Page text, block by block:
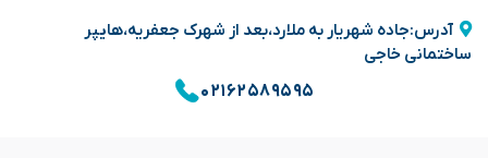
آدرس:جاده شهریار به ملارد،بعد از شهرک جعفریه،هایپر
ساختمانی خاجی
۰۲۱۶۲۵۸۹۵۹۵